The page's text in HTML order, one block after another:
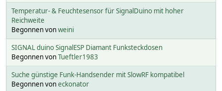
Temperatur- & Feuchtesensor für SignalDuino mit hoher
Reichweite
Begonnen vonweini
SIGNAL duino SignalESP Diamant Funksteckdosen
Begonnen vonTueftler1983
Suche günstige Funk-Handsender mit SlowRF kompatibel
Begonnen voneckonator